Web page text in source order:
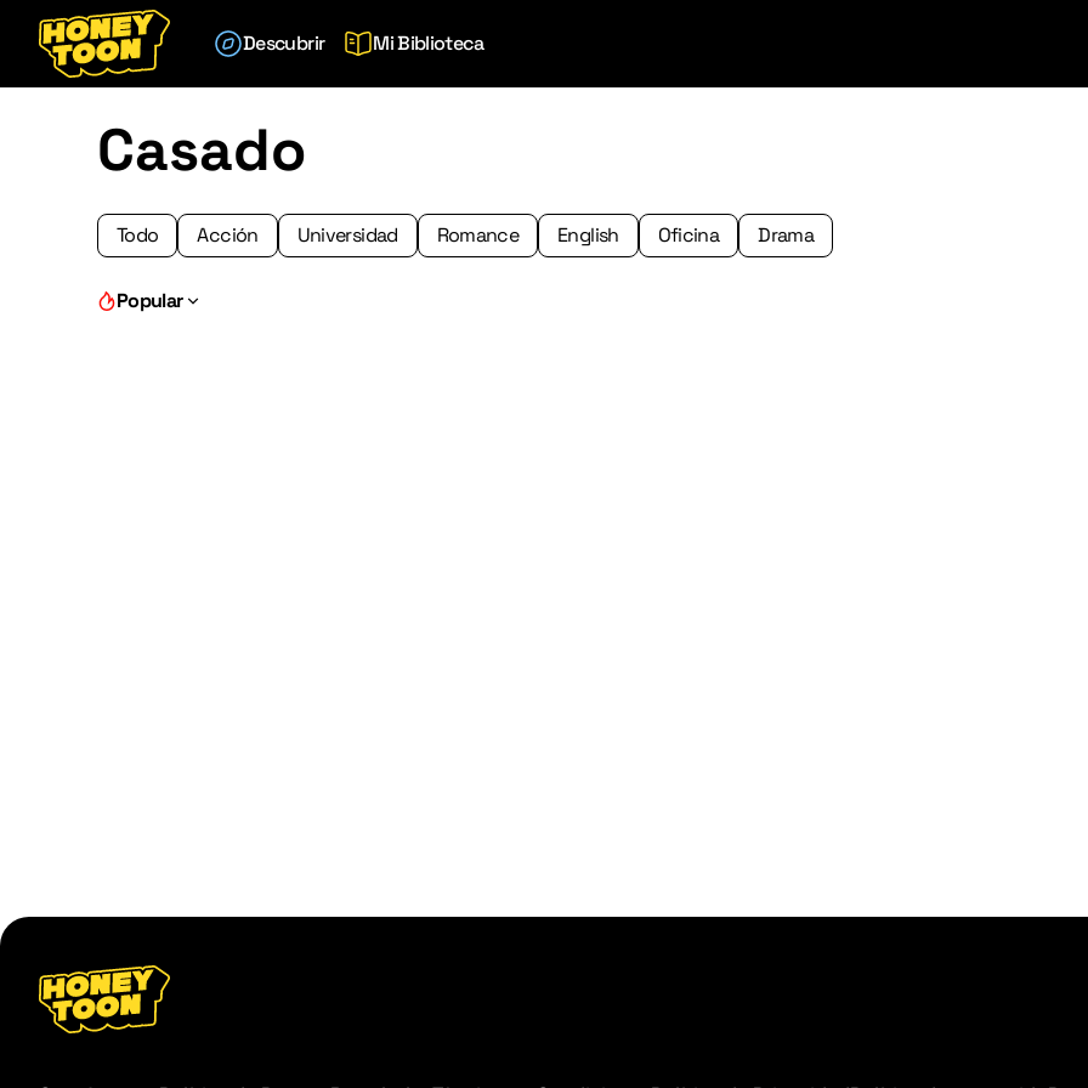
Descubrir Mi Biblioteca
Casado
Todo Acción Universidad Romance English Oficina Drama
Popular